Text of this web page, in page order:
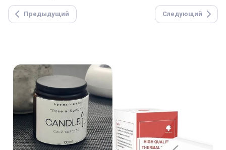
Предыдущий Следующий